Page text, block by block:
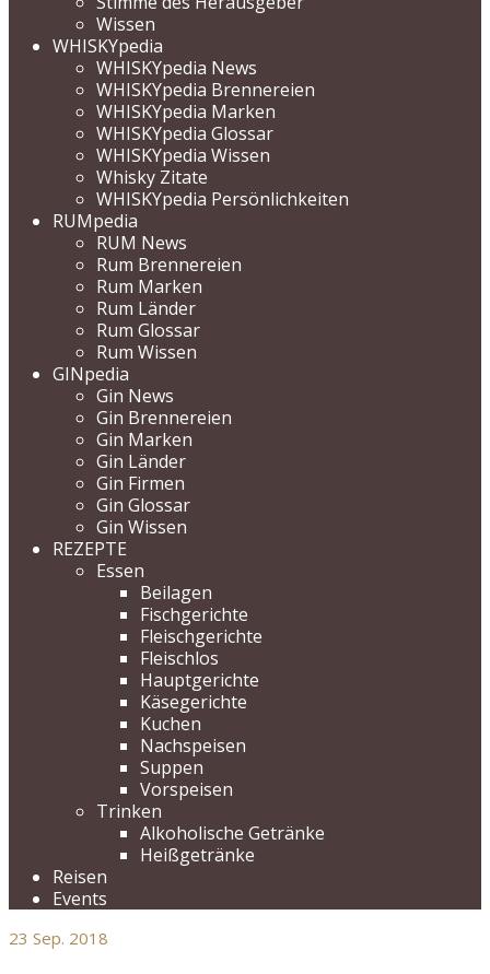
Wissen
WHISKYpedia
WHISKYpedia News
WHISKYpedia Brennereien
WHISKYpedia Marken
WHISKYpedia Glossar
WHISKYpedia Wissen
Whisky Zitate
WHISKYpedia Persönlichkeiten
RUMpedia
RUM News
Rum Brennereien
Rum Marken
Rum Länder
Rum Glossar
Rum Wissen
GINpedia
Gin News
Gin Brennereien
Gin Marken
Gin Länder
Gin Firmen
Gin Glossar
Gin Wissen
REZEPTE
Essen
Beilagen
Fischgerichte
Fleischgerichte
Fleischlos
Hauptgerichte
Käsegerichte
Kuchen
Nachspeisen
Suppen
Vorspeisen
Trinken
Alkoholische Getränke
Heißgetränke
Reisen
Events
23 Sep. 2018